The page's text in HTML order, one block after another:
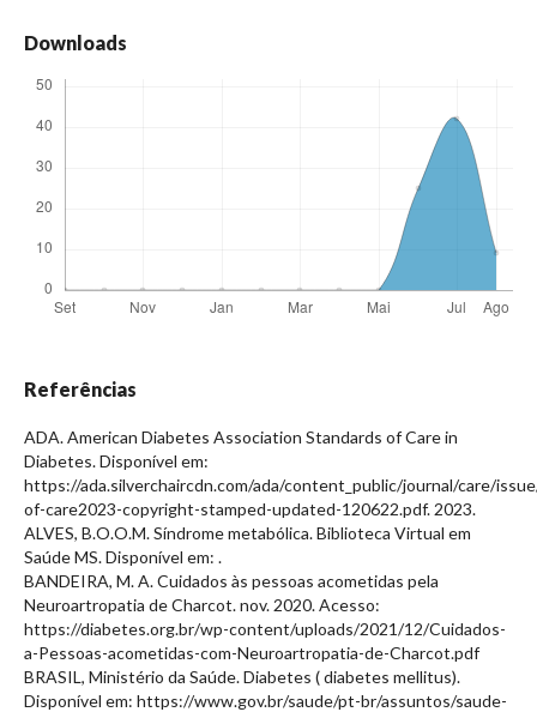
Downloads
Referências
ADA. American Diabetes Association Standards of Care in
Diabetes. Disponível em:
https://ada.silverchaircdn.com/ada/content_public/journal/care/
of-care2023-copyright-stamped-updated-120622.pdf. 2023.
ALVES, B.O.O.M. Síndrome metabólica. Biblioteca Virtual em
Saúde MS. Disponível em: .
BANDEIRA, M. A. Cuidados às pessoas acometidas pela
Neuroartropatia de Charcot. nov. 2020. Acesso:
https://diabetes.org.br/wp-content/uploads/2021/12/Cuidados-
a-Pessoas-acometidas-com-Neuroartropatia-de-Charcot.pdf
BRASIL, Ministério da Saúde. Diabetes ( diabetes mellitus).
Disponível em: https://www.gov.br/saude/pt-br/assuntos/saude-